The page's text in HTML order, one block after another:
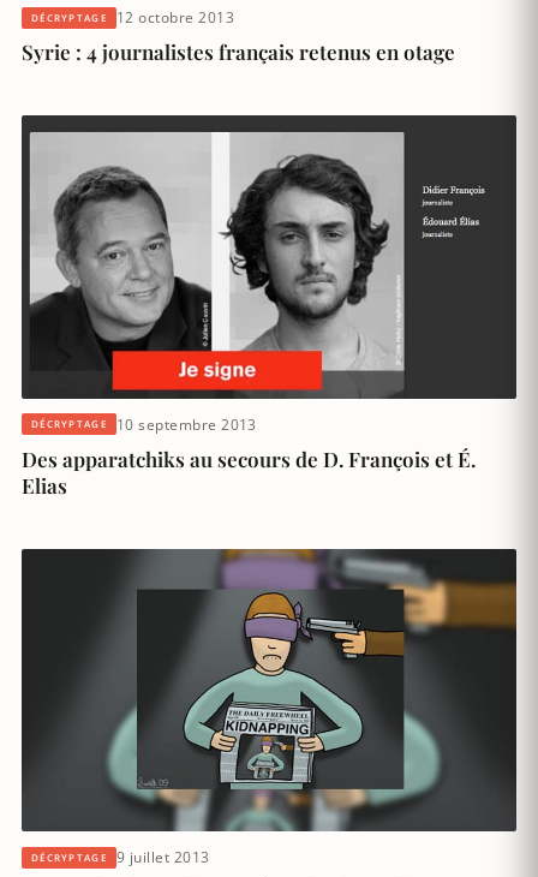
DÉCRYPTAGE 12 octobre 2013
Syrie : 4 journalistes français retenus en otage
DÉCRYPTAGE 10 septembre 2013
Des apparatchiks au secours de D. François et É.
Elias
DÉCRYPTAGE 9 juillet 2013